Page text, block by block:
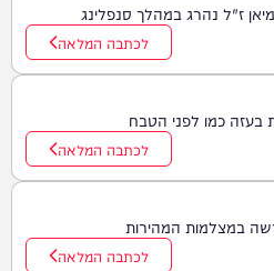
ז"ל נהרג במהלך סנפלינג
לכתבה המלאה
בעזה כמו לפני הטבח
לכתבה המלאה
במצלמות המהירות
לכתבה המלאה